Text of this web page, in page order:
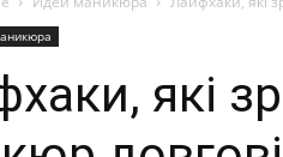
які